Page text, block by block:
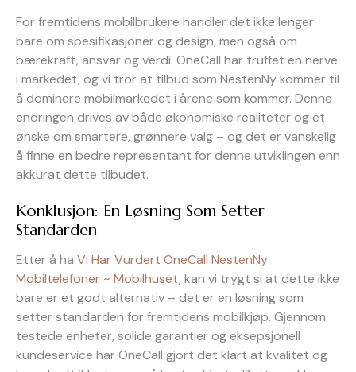
For fremtidens mobilbrukere handler det ikke lenger
bare om spesifikasjoner og design, men også om
bærekraft, ansvar og verdi. OneCall har truffet en nerve
i markedet, og vi tror at tilbud som NestenNy kommer til
å dominere mobilmarkedet i årene som kommer. Denne
endringen drives av både økonomiske realiteter og et
ønske om smartere, grønnere valg – og det er vanskelig
å finne en bedre representant for denne utviklingen enn
akkurat dette tilbudet.
Konklusjon: En Løsning Som Setter
Standarden
Etter å ha Vi Har Vurdert OneCall NestenNy
Mobiltelefoner ~ Mobilhuset, kan vi trygt si at dette ikke
bare er et godt alternativ – det er en løsning som
setter standarden for fremtidens mobilkjøp. Gjennom
testede enheter, solide garantier og eksepsjonell
kundeservice har OneCall gjort det klart at kvalitet og